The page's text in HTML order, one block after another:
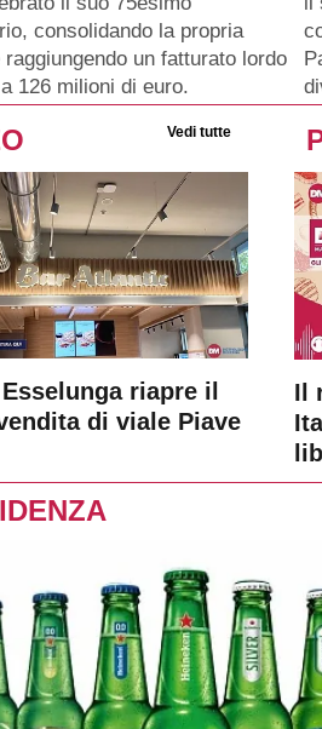
consolidando la propria
un fatturato lordo
126 milioni di euro.
Vedi tutte
riapre il
di viale Piave
Il